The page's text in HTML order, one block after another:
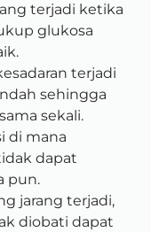
terjadi ketika
glukosa
terjadi
sehingga
sekali.
di mana
dapat
pun.
jarang terjadi,
diobati dapat